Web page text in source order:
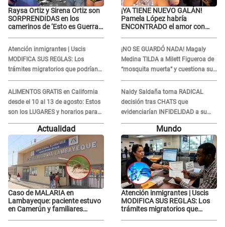
Raysa Ortiz y Sirena Ortiz son
SORPRENDIDAS en los
camerinos de ‘Esto es Guerra’
Gabriel Moisés: “Gracias”
Atención inmigrantes | Uscis
MODIFICA SUS REGLAS: Los
trámites migratorios que podrían
necesitar tu prueba de ADN
ALIMENTOS GRATIS en California
desde el 10 al 13 de agosto: Estos
son los LUGARES y horarios para
recibir la ayuda
¡YA TIENE NUEVO GALÁN!
Pamela López habría
ENCONTRADO el amor con
la ECHA en VIVO
¡NO SE GUARDÓ NADA! Magaly
Medina TILDA a Milett Figueroa de
“mosquita muerta” y cuestiona su
RECONCILIACIÓN con Marcelo
Tinelli en TV argentina
Naldy Saldaña toma RADICAL
decisión tras CHATS que
evidenciarían INFIDELIDAD a su
novio con animador de 'La Bella
Luz': "Un día..."
Actualidad
Caso de MALARIA en
Lambayeque: paciente estuvo
en Camerún y familiares
Mundo
Atención inmigrantes | Uscis
MODIFICA SUS REGLAS: Los
trámites migratorios que